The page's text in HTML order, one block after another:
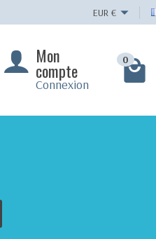
EUR €
Mon
compte
Connexion
0